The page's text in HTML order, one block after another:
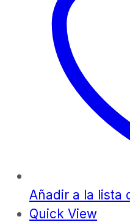
Añadir a la lista
Quick View